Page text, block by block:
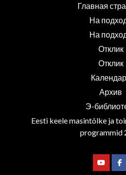
Главная
На
На
Отклик
Отклик
Архив
Э-
Eesti keele masintõlke ja
programmid